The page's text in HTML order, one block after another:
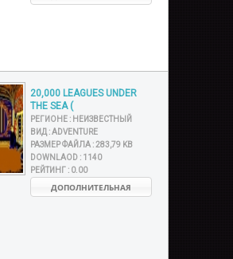
20,000 LEAGUES UNDER
THE SEA (
РЕГИОНЕ : НЕИЗВЕСТНЫЙ
ВИД :ADVENTURE
РАЗМЕР ФАЙЛА :283,79 KB
DOWNLAOD : 1140
РЕЙТИНГ : 0.00
ДОПОЛНИТЕЛЬНАЯ